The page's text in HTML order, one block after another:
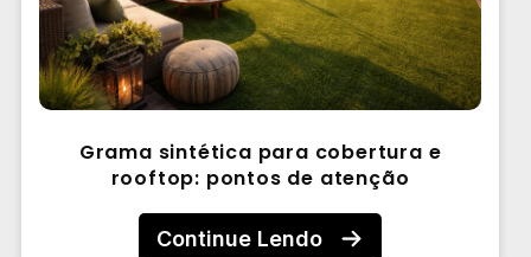
Grama sintética para cobertura e
rooftop: pontos de atenção
Continue Lendo